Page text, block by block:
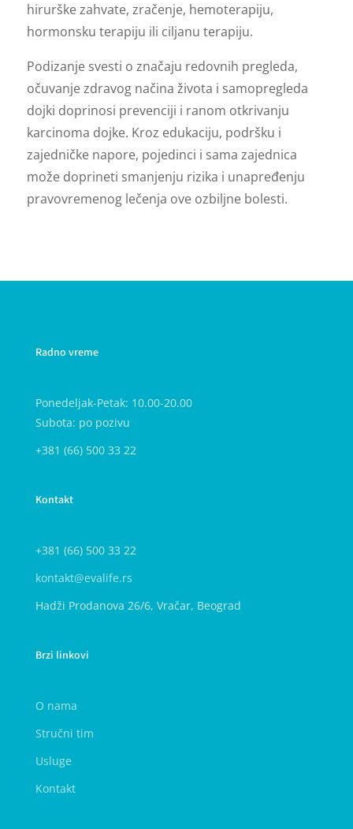
hirurške zahvate, zračenje, hemoterapiju,
hormonsku terapiju ili ciljanu terapiju.
Podizanje svesti o značaju redovnih pregleda,
očuvanje zdravog načina života i samopregleda
dojki doprinosi prevenciji i ranom otkrivanju
karcinoma dojke. Kroz edukaciju, podršku i
zajedničke napore, pojedinci i sama zajednica
može doprineti smanjenju rizika i unapređenju
pravovremenog lečenja ove ozbiljne bolesti.
Radno vreme
Ponedeljak-Petak: 10.00-20.00
Subota: po pozivu
+381 (66) 500 33 22
Kontakt
+381 (66) 500 33 22
kontakt@evalife.rs
Hadži Prodanova 26/6, Vračar, Beograd
Brzi linkovi
O nama
Stručni tim
Usluge
Kontakt